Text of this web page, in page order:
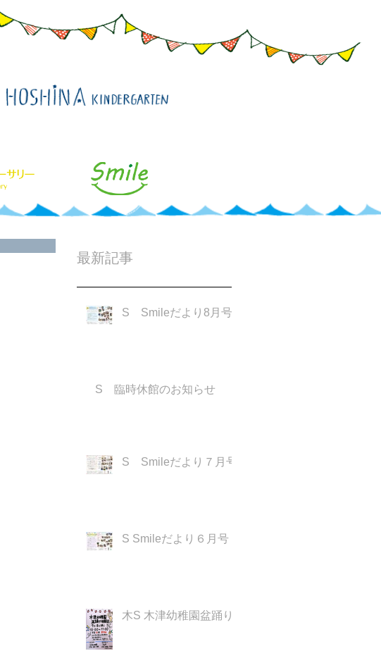
最新記事
S Smileだより8月号
S 臨時休館のお知らせ
S Smileだより７月号
S Smileだより６月号
木S 木津幼稚園盆踊り